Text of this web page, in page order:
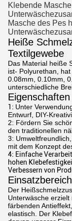
Klebende
Masche des Pes
Heiße
Textilgewebe
Das Material heiße
ist- Polyurethan,
0.08mm, 0.10mm,
unterschiedliche
1: Unter
Entwurf, DIY-
2: Fördern Sie
den traditionellen
3:
mit dem Konzept
4: Einfache
hohen
Verbessern von
Der
Unterwäsche
färbenden
elastisch. Der